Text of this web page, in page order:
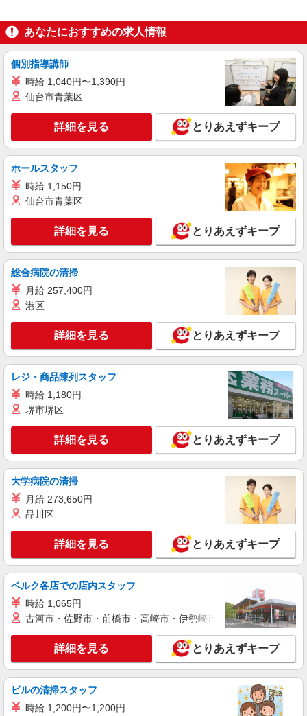
派遣社員 紹介予定派遣
株式会社シエロ
人気機種に詳しくなれる携帯販売【au】
時給1730円〜 ※残業代支給 ★交通費別途支給
（規定あり） ゜+゜・。○。・゜+゜・。○。・゜
+゜ 入社祝い金10万円支給(規定有) お友達を紹介
頂くと, インセンティブ支給(規定有) ★月2回払
い・週払い可能（規程有）★ ゜・。○。・゜
+゜・。○。・゜+゜
詳細を見る
派遣社員 紹介予定派遣
株式会社シエロ
【softbank】人気機種に詳しくなれる携帯販
時給1400円〜 ※残業代支給 ★交通費別途支給
+゜ 入社祝い金10万円支給(規定有) お友達を紹介
頂くと, インセンティブ支給(規定有) ★月2回払
い・週払い可能（規程有）★ ゜・。○。・゜
+゜・。○。・゜+゜
神奈川県藤沢市のsoftbankショップ
キープ 詳細を見る
株式会社シエロ
【docomo】の携帯販売スタッフ
時給1400円〜 ※残業代支給 ★交通費別途支給
（規定あり） ゜+゜・。○。・゜+゜・。○。・゜
+゜ 入社祝い金10万円支給(規定有) お友達を紹介
頂くと, インセンティブ支給(規定有) ★月2回払
い・週払い可能（規程有）★ ゜・。○。・゜
+゜・。○。・゜+゜
神奈川県藤沢市のdocomoショップ
キープ 詳細を見る
派遣社員 紹介予定派遣
株式会社シエロ
時給1700円〜 ※残業代支給 ★交通費別途支給
+゜ 入社祝い金10万円支給(規定有) お友達を紹介
頂くと, インセンティブ支給(規定有) ★月2回払
い・週払い可能（規程有）★ ゜・。○。・゜
+゜・。○。・゜+゜
神奈川県藤沢市の家電量販店
キープ 詳細を見る
ソフトバンクテラスモール湘南店
ソフトバンクショップの携帯販売スタッフ
月給 233,500円 〜 260,200円 固定残業代:
23,500円 〜 26,200円（15時間相当） ＊＿ 試用期
間あり 6ヶ月 月給25万円以上 ※経験・能力による
【試用期間】月給 233500 円 〜 260200 円
■ソフトバンクテラスモール湘南店 神奈川県
藤沢市 辻堂神台1丁目 3‐1 テラスモール湘南3階
詳細を見る
あなたにおすすめの求人情報
個別指導講師
時給 1,040円〜1,390円
仙台市青葉区
詳細を見る とりあえずキープ
ホールスタッフ
時給 1,150円
仙台市青葉区
詳細を見る とりあえずキープ
総合病院の清掃
月給 257,400円
港区
詳細を見る とりあえずキープ
レジ・商品陳列スタッフ
時給 1,180円
堺市堺区
詳細を見る とりあえずキープ
大学病院の清掃
月給 273,650円
品川区
詳細を見る とりあえずキープ
ベルク各店での店内スタッフ
時給 1,065円
古河市・佐野市・前橋市・高崎市・伊勢崎市・太田市・館林市
詳細を見る とりあえずキープ
ビルの清掃スタッフ
時給 1,200円〜1,200円